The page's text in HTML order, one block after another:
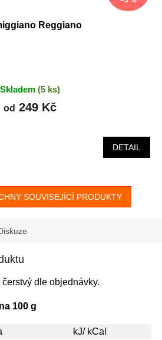
Reggiano
Skladem (5 ks)
od 249 Kč
DETAIL
SOUVISEJÍCÍ PRODUKTY
dle objednávky.
100 g
kJ/ kCal